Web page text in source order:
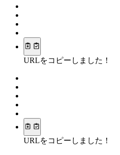
URLをコピーしました！
URLをコピーしました！